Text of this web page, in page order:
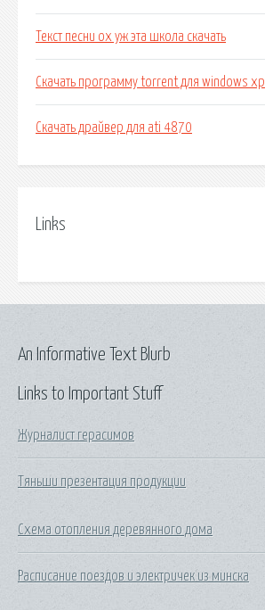
Текст песни ох уж эта школа скачать
Скачать программу torrent для windows xp
Скачать драйвер для ati 4870
Links
Links to Important Stuff
Журналист герасимов
Тяньши презентация продукции
Схема отопления деревянного дома
Расписание поездов и электричек из минска
An Informative Text Blurb